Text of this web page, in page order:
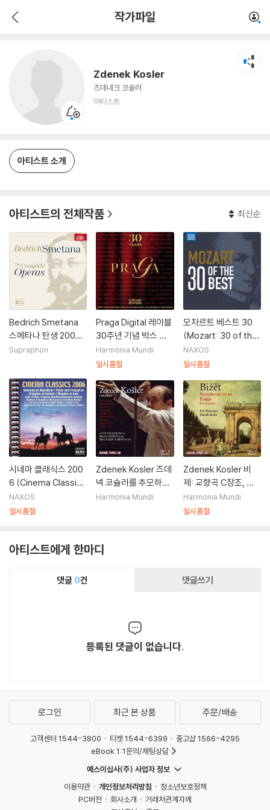
작가파일
Zdenek Kosler
즈데네크 코슐러
아티스트
아티스트 소개
아티스트의 전체작품 최신순
Bedrich Smetana
스메타나 탄생 200주
년 박스세트 - 오페라
s)
Supraphon
Praga Digital 레이블
30주년 기념 박스 세
트 (30 Years PRAG
A)
Harmonia Mundi
일시품절
모차르트 베스트 30
(Mozart: 30 of the
Best)
NAXOS
일시품절
시네마 클래식스 200
6 (Cinema Classics
2006)
NAXOS
일시품절
Zdenek Kosler 즈데
넥 코슐러를 추모하며
- 스메타나 / 스트라빈
Harmonia Mundi
Zdenek Kosler 비
제: 교향곡 C장조, 로
마, 어린이의 놀이 (Bi
zet: Symphony in
Harmonia Mundi
일시품절
아티스트에게 한마디
댓글 0건 댓글쓰기
등록된 댓글이 없습니다.
로그인 최근 본 상품 주문/배송
고객센터 1544-3800 티켓 1544-6399
중고샵 1566-4295
eBook 1:1문의/채팅상담
예스이십사(주) 사업자 정보
이용약관
개인정보처리방침
청소년보호정책
PC버전
회사소개
거래처관계자께